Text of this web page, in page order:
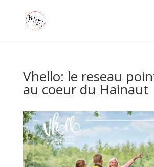
Vhello: le reseau
au coeur du Hainaut